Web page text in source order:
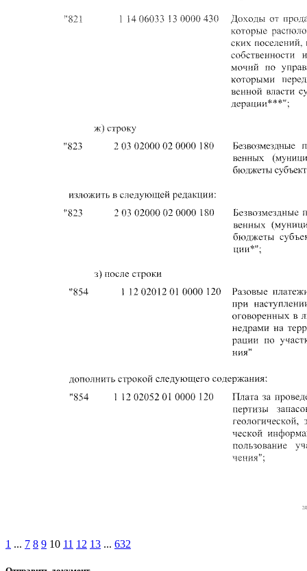
1 ... 7 8 9 10 11 12 13 ... 632